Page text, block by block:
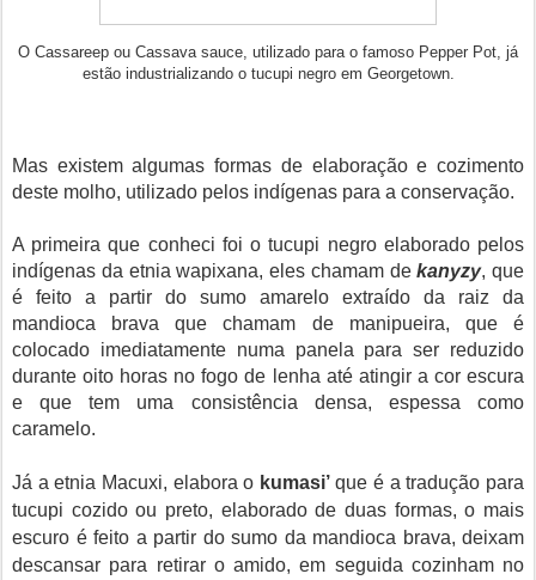
O Cassareep ou Cassava sauce, utilizado para o famoso Pepper Pot, já
estão industrializando o tucupi negro em Georgetown.
Mas existem algumas formas de elaboração e cozimento
deste molho, utilizado pelos indígenas para a conservação.
A primeira que conheci foi o tucupi negro elaborado pelos
indígenas da etnia wapixana, eles chamam dekanyzy, que
é feito a partir do sumo amarelo extraído da raiz da
mandioca brava que chamam de manipueira, que é
colocado imediatamente numa panela para ser reduzido
durante oito horas no fogo de lenha até atingir a cor escura
e que tem uma consistência densa, espessa como
caramelo.
Já a etnia Macuxi, elabora o kumasi’que é a tradução para
tucupi cozido ou preto, elaborado de duas formas, o mais
escuro é feito a partir do sumo da mandioca brava, deixam
descansar para retirar o amido, em seguida cozinham no